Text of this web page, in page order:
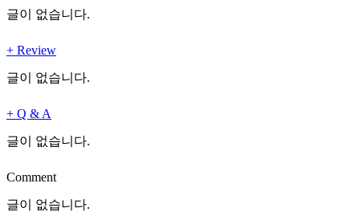
글이 없습니다.
+ Review
글이 없습니다.
+ Q & A
글이 없습니다.
Comment
글이 없습니다.